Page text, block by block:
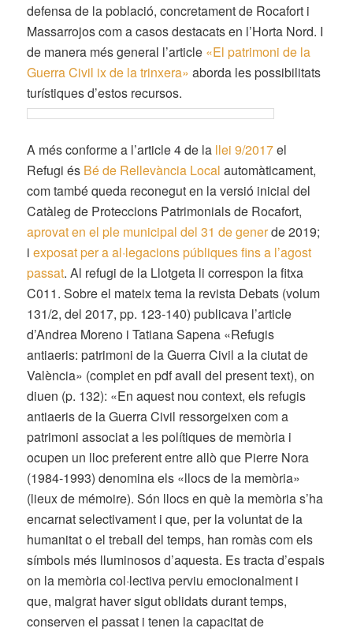
defensa de la població, concretament de Rocafort i
Massarrojos com a casos destacats en l’Horta Nord. I
de manera més general l’article «El patrimoni de la
Guerra Civil ix de la trinxera» aborda les possibilitats
turístiques d’estos recursos.
A més conforme a l’article 4 de la llei 9/2017el
Refugi és Bé de Rellevància Local automàticament,
com també queda reconegut en la versió inicial del
Catàleg de Proteccions Patrimonials de Rocafort,
aprovat en el ple municipal del 31 de generde 2019;
iexposat per a al·legacions públiques fins a l’agost
passat. Al refugi de la Llotgeta li correspon la fitxa
C011. Sobre el mateix tema la revista Debats (volum
131/2, del 2017, pp. 123-140) publicava l’article
d’Andrea Moreno i Tatiana Sapena «Refugis
antiaeris: patrimoni de la Guerra Civil a la ciutat de
València» (complet en pdf avall del present text), on
diuen (p. 132): «En aquest nou context, els refugis
antiaeris de la Guerra Civil ressorgeixen com a
patrimoni associat a les polítiques de memòria i
ocupen un lloc preferent entre allò que Pierre Nora
(1984-1993) denomina els «llocs de la memòria»
(lieux de mémoire). Són llocs en què la memòria s’ha
encarnat selectivament i que, per la voluntat de la
humanitat o el treball del temps, han romàs com els
símbols més lluminosos d’aquesta. Es tracta d’espais
on la memòria col·lectiva perviu emocionalment i
que, malgrat haver sigut oblidats durant temps,
conserven el passat i tenen la capacitat de